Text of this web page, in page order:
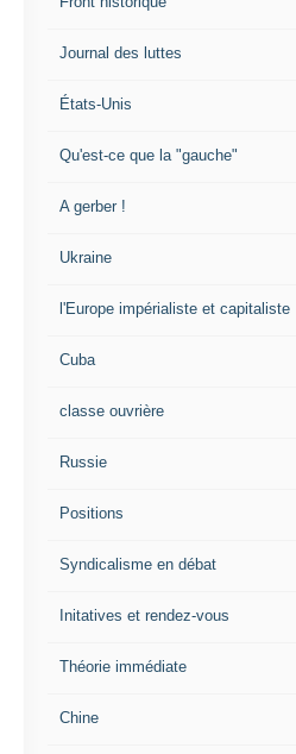
Journal des luttes
États-Unis
Qu'est-ce que la "gauche"
A gerber !
Ukraine
l'Europe impérialiste et capitaliste
Cuba
classe ouvrière
Russie
Positions
Syndicalisme en débat
Initatives et rendez-vous
Théorie immédiate
Chine